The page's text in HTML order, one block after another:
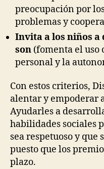
preocupación por
problemas y
Invita a los niños a
son (fomenta el uso
personal y la
Con estos criterios,
alentar y empoderar
Ayudarles a
habilidades sociales
sea respetuoso y que
puesto que los
plazo.